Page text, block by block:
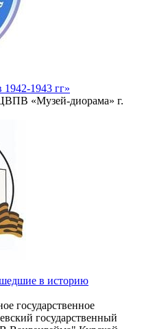
1943 гг»
«Музей-диорама» г.
в историю
государственное
государственный